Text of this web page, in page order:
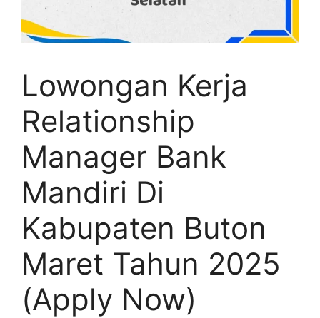
Lowongan Kerja
Relationship
Manager Bank
Mandiri Di
Kabupaten Buton
Maret Tahun 2025
(Apply Now)